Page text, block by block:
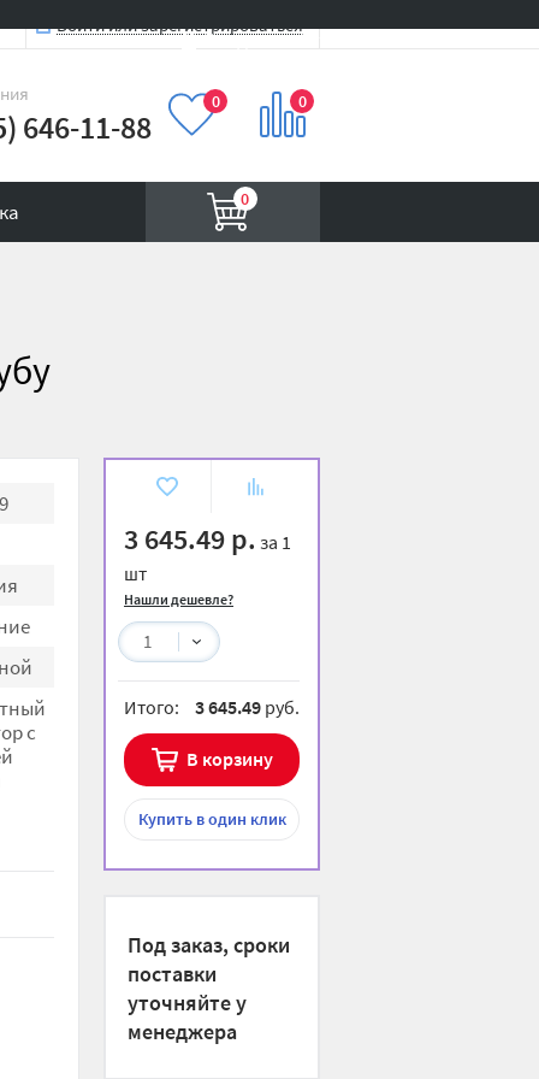
Войти или зарегистрироваться
646-11-88
0 0
0
Вход на сайт
3 645.49 р. за 1
шт
Нашли дешевле?
1
Итого: 3 645.49 руб.
В корзину
Купитьв один клик
Под заказ, сроки
поставки
уточняйте у
менеджера
с